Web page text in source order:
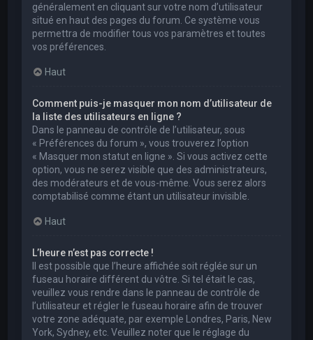
généralement en cliquant sur votre nom d’utilisateur
situé en haut des pages du forum. Ce système vous
permettra de modifier tous vos paramètres et toutes
vos préférences.
Haut
Comment puis-je masquer mon nom d’utilisateur de
la liste des utilisateurs en ligne ?
Dans le panneau de contrôle de l’utilisateur, sous
« Préférences du forum », vous trouverez l’option
« Masquer mon statut en ligne ». Si vous activez cette
option, vous ne serez visible que des administrateurs,
des modérateurs et de vous-même. Vous serez alors
comptabilisé comme étant un utilisateur invisible.
Haut
L’heure n’est pas correcte !
Il est possible que l’heure affichée soit réglée sur un
fuseau horaire différent du vôtre. Si tel était le cas,
veuillez vous rendre dans le panneau de contrôle de
l’utilisateur et régler le fuseau horaire afin de trouver
votre zone adéquate, par exemple Londres, Paris, New
York, Sydney, etc. Veuillez noter que le réglage du